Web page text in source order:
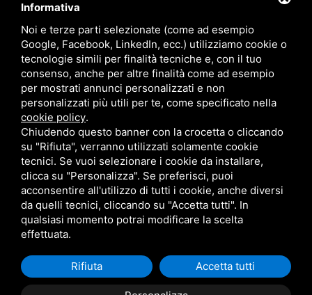
EMAIL
INFO@FXT.IT
COMMERCIALE@FXT.IT
F.X.T. S.P.A. • CODICE FISCALE E PARTITA IVA 01918571207 • REA BO N.
399703 CAPITALE SOCIALE 1.570.400 EURO I.V.
PRIVACY
•SITEMAP • QUESTO SITO È PROTETTO DA GOOGLE RECAPTCHA
V3,
PRIVACY POLICY E TERMS OF SERVICE DI GOOGLE.
Informativa
Noi e terze parti selezionate (come ad esempio
Google, Facebook, LinkedIn, ecc.) utilizziamo cookie o
tecnologie simili per finalità tecniche e, con il tuo
consenso, anche per altre finalità come ad esempio
per mostrati annunci personalizzati e non
personalizzati più utili per te, come specificato nella
cookie policy.
Chiudendo questo banner con la crocetta o cliccando
su "Rifiuta", verranno utilizzati solamente cookie
tecnici. Se vuoi selezionare i cookie da installare,
clicca su "Personalizza". Se preferisci, puoi
acconsentire all'utilizzo di tutti i cookie, anche diversi
da quelli tecnici, cliccando su "Accetta tutti". In
qualsiasi momento potrai modificare la scelta
effettuata.
Rifiuta Accetta tutti